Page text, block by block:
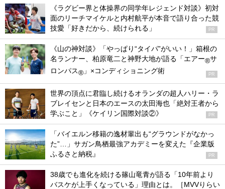
《ラグビー界と体操界の同学年レジェンド対談》初対
面のリーチマイケルと内村航平が本音で語り合った競
技愛「好きだから、続けられる」
PR
《山の神対談》「やっぱり“タイパ”がいい！」箱根の
名ランナー、柏原竜二と神野大地が語る「エアー®サ
ロンパス® 」×コンディショニング術 PR
世界の頂点に君臨し続けるオランダの超人ハリー・ラ
ブレイセンと日本のエースの太田海也「絶対王者から
学ぶこと」《ケイリン国際対談②》
PR
「バイエルン移籍の逸材輩出も“グラウンドがなかっ
た”…」サガン鳥栖最強アカデミーを変えた『企業版
ふるさと納税』
PR
38歳でも進化を続ける篠山竜青が語る「10年前より
バスケが上手くなっている」理由とは。［MVVりらい